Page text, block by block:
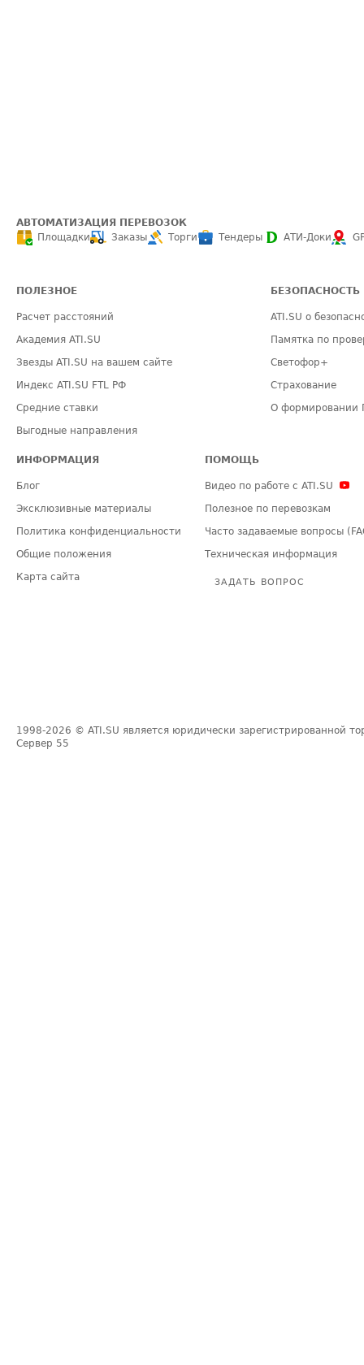
АВТОМАТИЗАЦИЯ ПЕРЕВОЗОК
Площадки
Заказы Торги Тендеры АТИ-Доки
ПОЛЕЗНОЕ
Расчет расстояний
Академия ATI.SU
Звезды ATI.SU на вашем сайте
Индекс ATI.SU FTL РФ
Средние ставки
Выгодные направления
БЕЗОПАСНОСТЬ
ATI.SU о
Памятка по
Светофор+
Страхование
О формировании
ИНФОРМАЦИЯ
Блог
Эксклюзивные материалы
Политика конфиденциальности
Общие положения
Карта сайта
ПОМОЩЬ
Видео по работе с ATI.SU
Полезное по перевозкам
Часто задаваемые вопросы
Техническая информация
ЗАДАТЬ ВОПРОС
1998-2026 © ATI.SU является юридически зарегистрированной
Сервер 55